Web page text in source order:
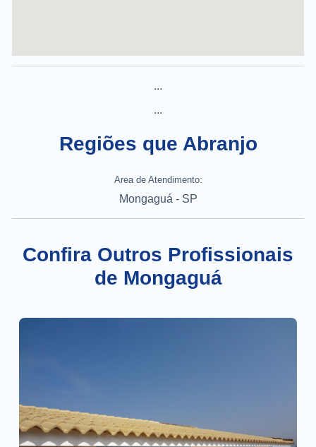
...
...
Regiões que Abranjo
Area de Atendimento:
Mongaguá - SP
Confira Outros Profissionais
de Mongaguá